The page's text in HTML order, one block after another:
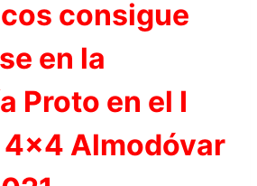
consigue
en la
Proto en el I
4×4 Almodóvar